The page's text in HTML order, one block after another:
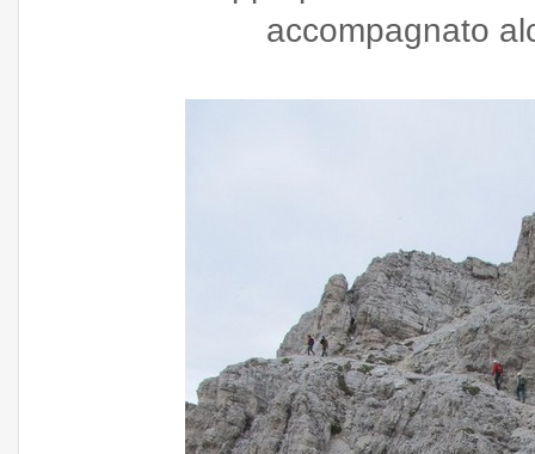
accompagnato